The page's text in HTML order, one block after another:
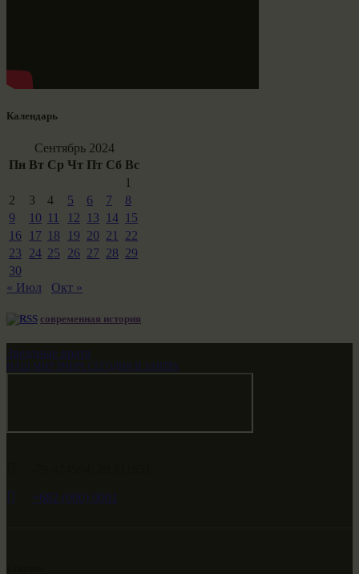
Календарь
Сентябрь 2024
Пн Вт Ср Чт Пт Сб Вс
1
2
3 4 5 6 7
8
9
10 11 12 13 14 15
16
17 18 19 20 21
22
23
24 25 26 27 28 29
30
« Июл
Окт »
современная история
Звездные врата
НАШ МИР ВЧЕРА СЕГОДНЯ И ЗАВТРА
+682 (000) 0001